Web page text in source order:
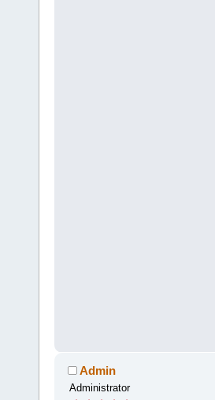
Admin
Administrator